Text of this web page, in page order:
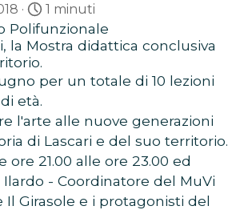
· 1 minuti
Polifunzionale
la Mostra didattica conclusiva
per un totale di 10 lezioni
età.
l'arte alle nuove generazioni
di Lascari e del suo territorio.
21.00 alle ore 23.00 ed
- Coordinatore del MuVi
Il Girasole e i protagonisti del